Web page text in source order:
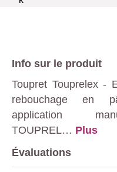
Info sur le produit
Toupret Touprelex -
rebouchage en
application
TOUPREL… Plus
Évaluations